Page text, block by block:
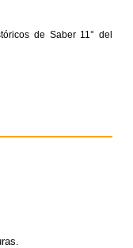
de Saber 11° del